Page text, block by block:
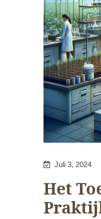
Juli 3, 2024
Het